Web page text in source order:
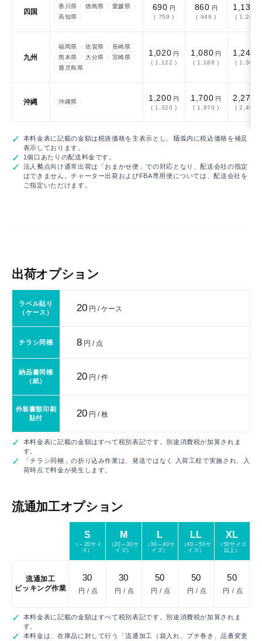
四国
香川県 徳島県
愛媛県
高知県
690 円
( 759 )
860 円
( 946 )
1,130
( 1,243 )
九州
福岡県 佐賀県
長崎県
熊本県
大分県
宮崎県
鹿児島県
1,020 円
( 1,122 )
1,080 円
( 1,188 )
1,240
( 1,364 )
沖縄 沖縄県 1,200 円
( 1,320 )
1,700 円
( 1,870 )
2,270
( 2,497 )
本料金表に記載の金額は税抜価格を主表示とし、括弧内に税込価格を補足
表示しております。
1個口あたりの配送料金です。
法人拠点向け通常出荷は「おまかせ便」での対応となり、配送会社の指定
はできません。チャーター出荷およびFBA専用便については、配送会社を
ご指定いただけます。
出荷オプション
ラベル貼り
（ケース）
20 円 / ケース
チラシ同梱 8 円 / 点
納品書同梱
（紙）
20 円 / 件
外装書類印刷
貼付
20 円 / 枚
本料金表に記載の金額はすべて税別表記です。別途消費税が加算されま
す。
「チラシ同梱」の折り込み作業は、発送ではなく 入荷工程で実施され、入
荷時点で料金が発生します。
流通加工オプション
S
（～20サイ
ズ）
M
（20～30サ
イズ）
L
（30～40サ
イズ）
LL
（40～50サ
イズ）
XL
（50サイズ
以上）
流通加工
ピッキング作業
30
円 / 点
30
円 / 点
50
円 / 点
50
円 / 点
50
円 / 点
本料金表に記載の金額はすべて税別表記です。別途消費税が加算されま
す。
本料金は、在庫品に対して行う「流通加工（袋入れ、プチ巻き、品番変更